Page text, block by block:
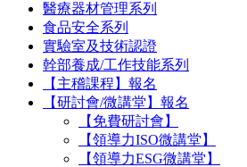
醫療器材管理系列
食品安全系列
實驗室及技術認證
幹部養成/工作技能系列
【主稽課程】報名
【研討會/微講堂】報名
【免費研討會】
【領導力ISO微講堂】
【領導力ESG微講堂】